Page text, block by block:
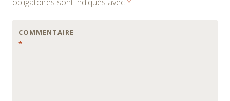
COMMENTAIRE
*